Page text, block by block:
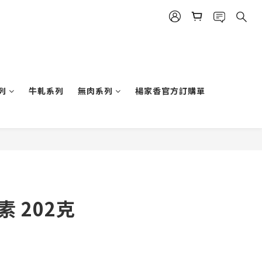
牛軋系列 無肉系列 楊家香官方訂購單
202克